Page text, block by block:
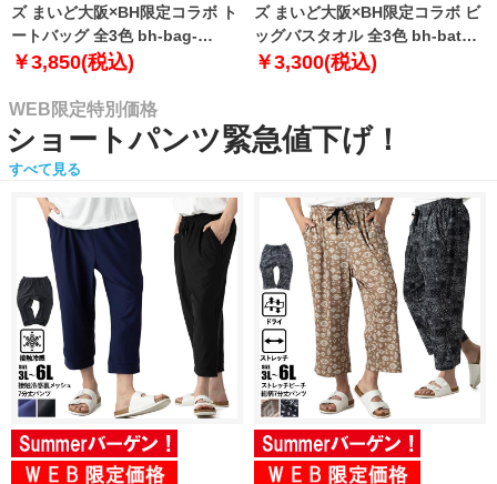
ズ まいど大阪×BH限定コラボ ト
ートバッグ 全3色 bh-bag-
sumo999【10月下旬発送予定】
￥3,850(税込)
ズ まいど大阪×BH限定コラボ ビ
ッグバスタオル 全3色 bh-bath-
sumo999【10月下旬発送予定】
￥3,300(税込)
WEB限定特別価格
ショートパンツ緊急値下げ！
すべて見る